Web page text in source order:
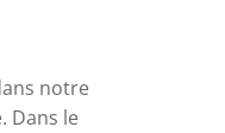
notre
Dans le